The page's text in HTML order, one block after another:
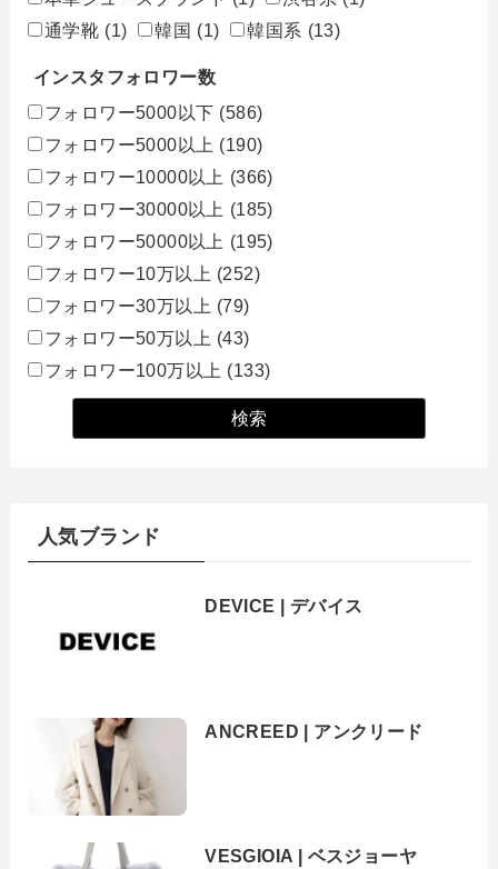
通学靴 (1) 韓国 (1) 韓国系 (13)
インスタフォロワー数
フォロワー5000以下 (586)
フォロワー5000以上 (190)
フォロワー10000以上 (366)
フォロワー30000以上 (185)
フォロワー50000以上 (195)
フォロワー10万以上 (252)
フォロワー30万以上 (79)
フォロワー50万以上 (43)
フォロワー100万以上 (133)
人気ブランド
DEVICE | デバイス
ANCREED | アンクリード
VESGIOIA | ベスジョーヤ